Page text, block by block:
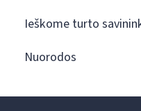
Ieškome turto
Nuorodos